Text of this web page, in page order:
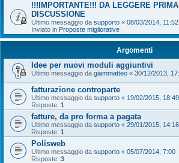
!!!IMPORTANTE!!! DA LEGGERE
DISCUSSIONE
Ultimo messaggio da supporto « 08/03/2014, 11:52
Inviato in Proposte migliorative
Argomenti
Idee per nuovi moduli aggiuntivi
Ultimo messaggio da giammatteo « 30/12/2013,
fatturazione controparte
Ultimo messaggio da supporto « 19/02/2015, 18:49
Risposte: 1
fatture, da pro forma a pagata
Ultimo messaggio da supporto « 29/01/2015, 14:16
Risposte: 1
Polisweb
Ultimo messaggio da supporto « 05/07/2014, 7:00
Risposte: 3